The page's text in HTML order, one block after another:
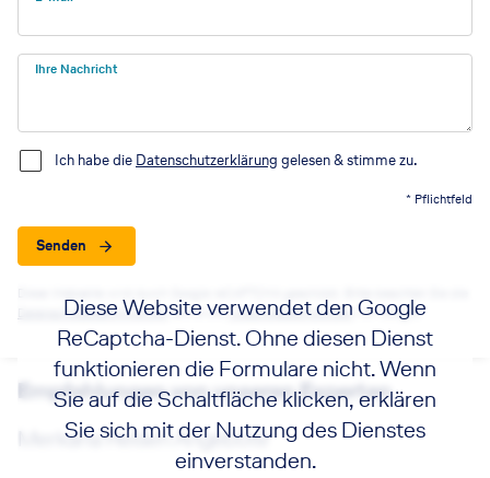
Ihre Nachricht
Ich habe die Datenschutzerklärung gelesen & stimme zu.
* Pflichtfeld
Senden
Diese Website verwendet den Google
ReCaptcha-Dienst. Ohne diesen Dienst
funktionieren die Formulare nicht. Wenn
Sie auf die Schaltfläche klicken, erklären
Sie sich mit der Nutzung des Dienstes
einverstanden.
Datenschutzbestimmungensowie dieNutzungsbedingungen von Google.
Empfehlungen von unseren Experten
Merkana Reisen Angebote